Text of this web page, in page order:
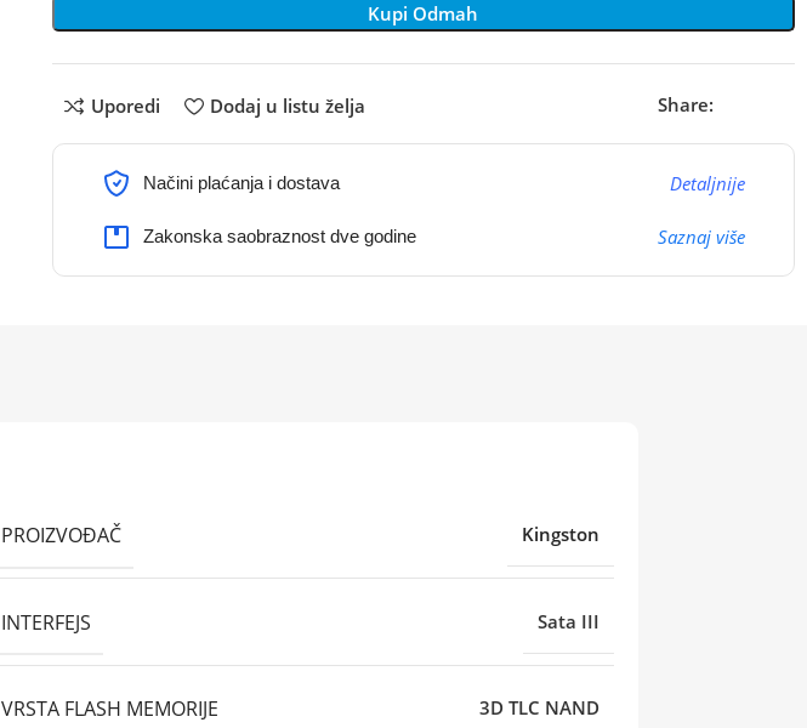
Kupi Odmah
Uporedi Dodaj u listu želja Share:
Načini plaćanja i dostava Detaljnije
Zakonska saobraznost dve godine Saznaj više
PROIZVOĐAČ Kingston
INTERFEJS Sata III
VRSTA FLASH MEMORIJE 3D TLC NAND